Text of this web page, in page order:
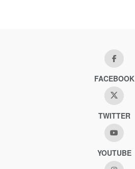
FACEBOOK
TWITTER
YOUTUBE